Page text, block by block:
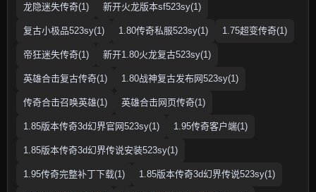
龙隐迷失传奇(1) 新开火龙版本sf523sy(1)
复古小极品523sy(1) 1.80传奇私服523sy(1) 1.75超变传奇(1)
帝狂迷失传奇(1) 新开1.80火龙复古523sy(1)
英雄合击复古传奇(1) 1.80战神复古发布网523sy(1)
传奇合击召唤英雄(1) 英雄合击网页传奇(1)
1.85版本传奇3d幻界官网523sy(1) 1.95传奇客户端(1)
1.85版本传奇3d幻界传说安装523sy(1)
1.95传奇完整补丁下载(1) 1.85版本传奇3d幻界传说523sy(1)